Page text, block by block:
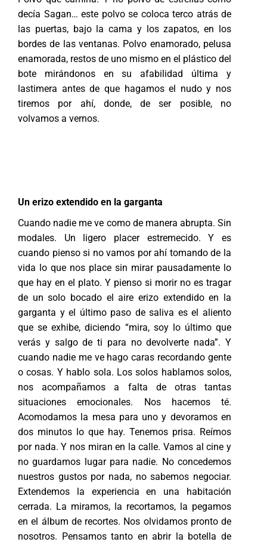
decía Sagan… este polvo se coloca terco atrás de
las puertas, bajo la cama y los zapatos, en los
bordes de las ventanas. Polvo enamorado, pelusa
enamorada, restos de uno mismo en el plástico del
bote mirándonos en su afabilidad última y
lastimera antes de que hagamos el nudo y nos
tiremos por ahí, donde, de ser posible, no
volvamos a vernos.
Un erizo extendido en la garganta
Cuando nadie me ve como de manera abrupta. Sin
modales. Un ligero placer estremecido. Y es
cuando pienso si no vamos por ahí tomando de la
vida lo que nos place sin mirar pausadamente lo
que hay en el plato. Y pienso si morir no es tragar
de un solo bocado el aire erizo extendido en la
garganta y el último paso de saliva es el aliento
que se exhibe, diciendo “mira, soy lo último que
verás y salgo de ti para no devolverte nada”. Y
cuando nadie me ve hago caras recordando gente
o cosas. Y hablo sola. Los solos hablamos solos,
nos acompañamos a falta de otras tantas
situaciones emocionales. Nos hacemos té.
Acomodamos la mesa para uno y devoramos en
dos minutos lo que hay. Tenemos prisa. Reímos
por nada. Y nos miran en la calle. Vamos al cine y
no guardamos lugar para nadie. No concedemos
nuestros gustos por nada, no sabemos negociar.
Extendemos la experiencia en una habitación
cerrada. La miramos, la recortamos, la pegamos
en el álbum de recortes. Nos olvidamos pronto de
nosotros. Pensamos tanto en abrir la botella de